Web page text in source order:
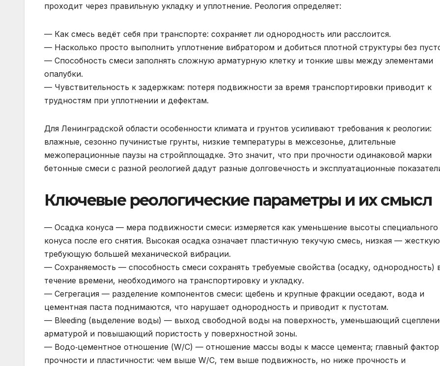
проходит через правильную укладку и уплотнение. Реология определяет:
— Как смесь ведёт себя при транспорте: сохраняет ли однородность или расслоится.
— Насколько просто выполнить уплотнение вибратором и добиться плотной структуры без
— Способность смеси заполнять сложную арматурную клетку и тонкие швы между элементами
опалубки.
— Чувствительность к задержкам: потеря подвижности за время транспортировки приводит к
трудностям при уплотнении и дефектам.
Для Ленинградской области особенности климата и грунтов усиливают требования к реологии:
влажные, сезонно пучинистые грунты, низкие температуры в межсезонье, длительные
межоперационные паузы на стройплощадке. Это значит, что при прочности одинаковой марки
бетонные смеси с разной реологией дадут разные долговечность и эксплуатационные
Ключевые реологические параметры и их смысл
— Осадка конуса — мера подвижности смеси: измеряется как уменьшение высоты специального
конуса после его снятия. Высокая осадка означает пластичную текучую смесь, низкая —
требующую большей механической вибрации.
— Сохраняемость — способность смеси сохранять требуемые свойства (осадку, однородность)
течение времени, необходимого на транспортировку и укладку.
— Сегрегация — разделение компонентов смеси: щебень и крупные фракции оседают, вода и
цементная паста поднимаются, что нарушает однородность и приводит к пустотам.
— Bleeding (выделение воды) — выход свободной воды на поверхность, уменьшающий
арматурой и повышающий пористость у поверхностной зоны.
— Водо‑цементное отношение (W/C) — отношение массы воды к массе цемента; главный фактор
прочности и пластичности: чем выше W/C, тем выше подвижность, но ниже прочность и